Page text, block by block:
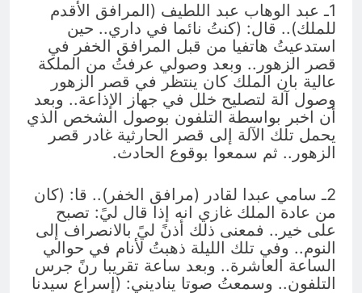
1ـ عبد الوهاب عبد اللطيف (المرافق الأقدم
للملك).. قال: (كنتُ نائما في داري.. حين
استدعيتُ هاتفيا من قبل المرافق الخفر في
قصر الزهور.. وبعد وصولي عرفتُ من الملكة
عالية بان الملك كان ينتظر في قصر الزهور
وصول آلة لتصليح خلل في جهاز الإذاعة.. وبعد
أن اخبر بواسطة التلفون بوصول الشخص الذي
يحمل تلك الآلة إلى قصر الحارثية غادر قصر
الزهور.. ثم سمعوا بوقوع الحادث.
2ـ سامي عبدا لقادر (مرافق الخفر).. قا: (كان
من عادة الملك غازي انه إذا قال ليً: تصبح
على خير.. فمعنى ذلك أذنً ليً بالانصراف إلى
النوم.. وفي تلك الليلة ذهبتُ لأنام في حوالي
الساعة العاشرة.. وبعد ساعة تقريبا رنً جرس
التلفون.. وسمعتُ صوتا يناديني: (إسراع سيدنا